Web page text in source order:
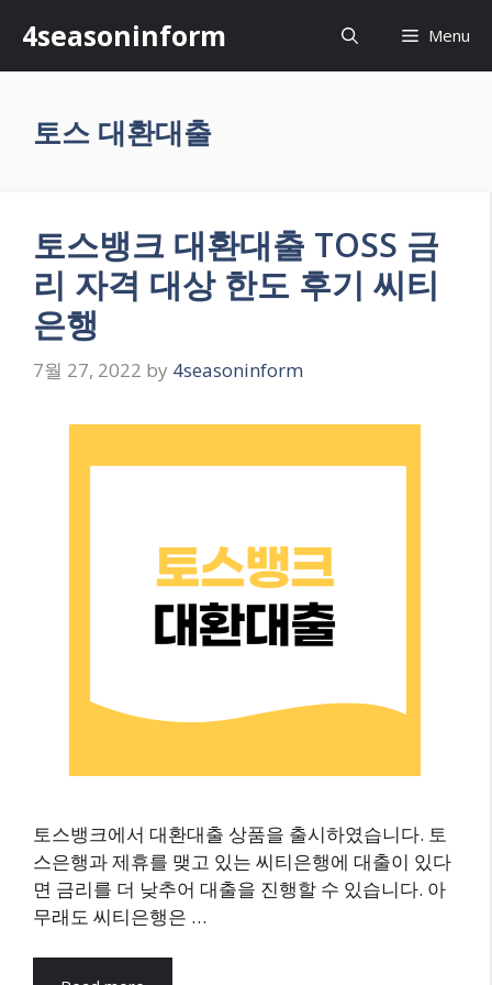
content
4seasoninform Menu
토스 대환대출
토스뱅크 대환대출 TOSS 금
리 자격 대상 한도 후기 씨티
은행
7월 27, 2022 by 4seasoninform
토스뱅크에서 대환대출 상품을 출시하였습니다. 토
스은행과 제휴를 맺고 있는 씨티은행에 대출이 있다
면 금리를 더 낮추어 대출을 진행할 수 있습니다. 아
무래도 씨티은행은 …